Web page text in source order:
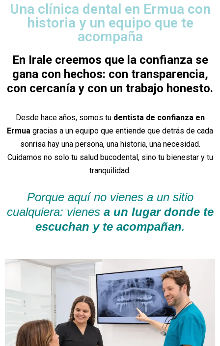
Una clínica dental en Ermua con
historia y un equipo que te
acompaña
En Irale creemos que la confianza se
gana con hechos: con transparencia,
con cercanía y con un trabajo honesto.
Desde hace años, somos tu dentista de confianza en
Ermua gracias a un equipo que entiende que detrás de cada
sonrisa hay una persona, una historia, una necesidad.
Cuidamos no solo tu salud bucodental, sino tu bienestar y tu
tranquilidad.
Porque aquí no vienes a un sitio
cualquiera: vienes a un lugar donde te
escuchan y te acompañan.